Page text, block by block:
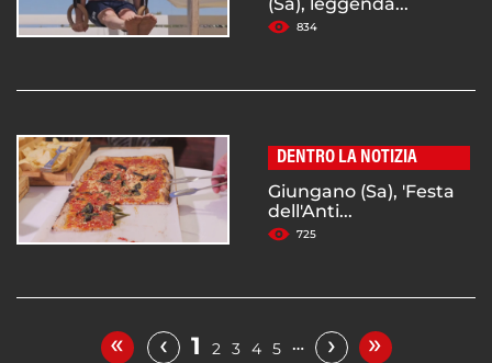
834
DENTRO LA NOTIZIA
Giungano (Sa), 'Festa
dell'Anti...
725
« ‹ 1 2 3 4 5 … › »